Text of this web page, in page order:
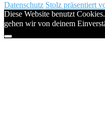
Datenschutz Stolz präsentiert
Diese Website benutzt
gehen wir von deinem